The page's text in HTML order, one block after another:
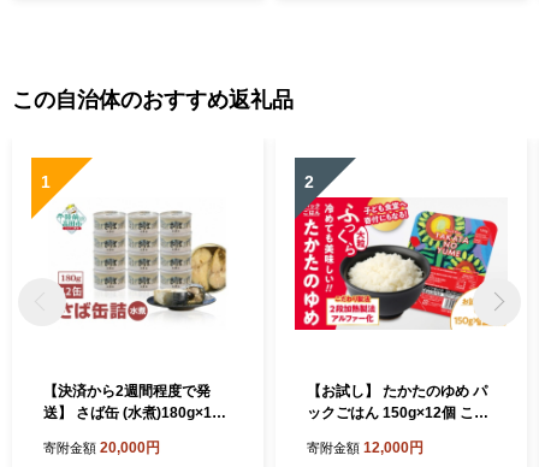
この自治体のおすすめ返礼品
1
【決済から2週間程度で発
送】 さば缶 (水煮)180g×12
鯖 無添加 無着色 海産物 おつ
寄附金額 20,000円
2
【お試し】 たかたのゆめ パ
ックごはん 150g×12個 こど
ライス 米 国産 お手軽 レンジ
寄附金額 12,000円